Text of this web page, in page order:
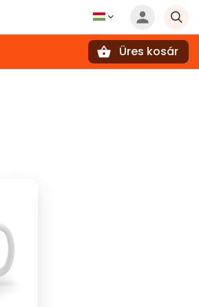
Üres kosár